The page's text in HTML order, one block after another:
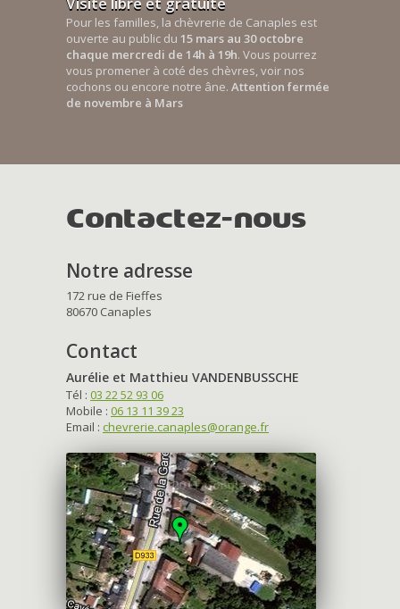
Pour les familles, la chèvrerie de Canaples est
ouverte au public du 15 mars au 30 octobre
chaque mercredi de 14h à 19h. Vous pourrez
vous promener à coté des chèvres, voir nos
cochons ou encore notre âne. Attention fermée
de novembre à Mars
Contactez-nous
Notre adresse
172 rue de Fieffes
80670 Canaples
Contact
Aurélie et Matthieu VANDENBUSSCHE
Tél : 03 22 52 93 06
Mobile : 06 13 11 39 23
Email : chevrerie.canaples@orange.fr